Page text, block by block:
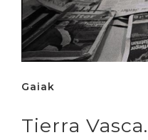
Gaiak
Tierra